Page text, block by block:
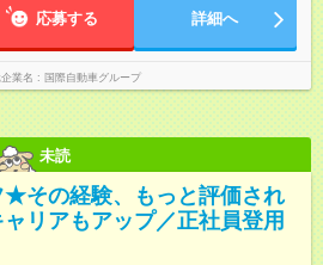
⼟・⽇曜） ※(1)または(2)のみの勤務、もし
応募する 詳細へ
業名 国際自動車グループ
未読
★その経験、もっと評価され
リアもアップ／正社員登用